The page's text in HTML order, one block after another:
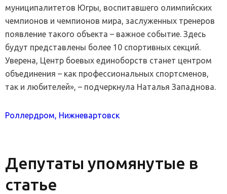
муниципалитетов Югры, воспитавшего олимпийских
чемпионов и чемпионов мира, заслуженных тренеров
появление такого объекта – важное событие. Здесь
будут представлены более 10 спортивных секций.
Уверена, Центр боевых единоборств станет центром
объединения – как профессиональных спортсменов,
так и любителей», – подчеркнула Наталья Западнова.
Роллердром, Нижневартовск
Депутаты упомянутые в
статье